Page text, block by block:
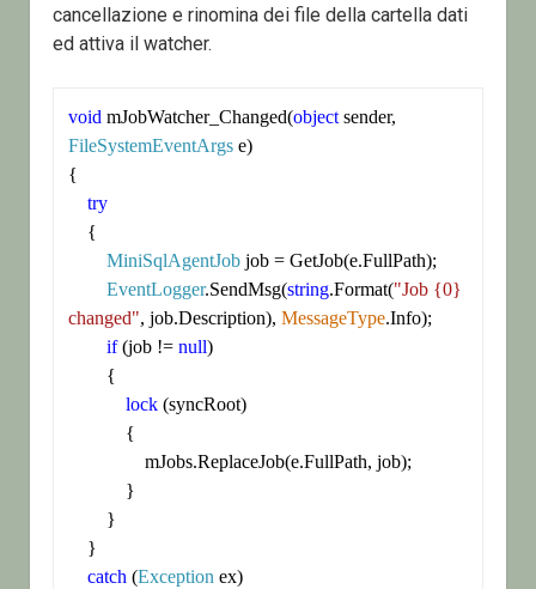
cancellazione e rinomina dei file della cartella dati
ed attiva il watcher.
void mJobWatcher_Changed(object
FileSystemEventArgs e)
{
try
MiniSqlAgentJob job = GetJob(e.FullPath);
EventLogger.SendMsg(string.Format("Job {0}
changed", job.Description), MessageType.Info);
if (job != null)
lock (syncRoot)
catch (Exception ex)